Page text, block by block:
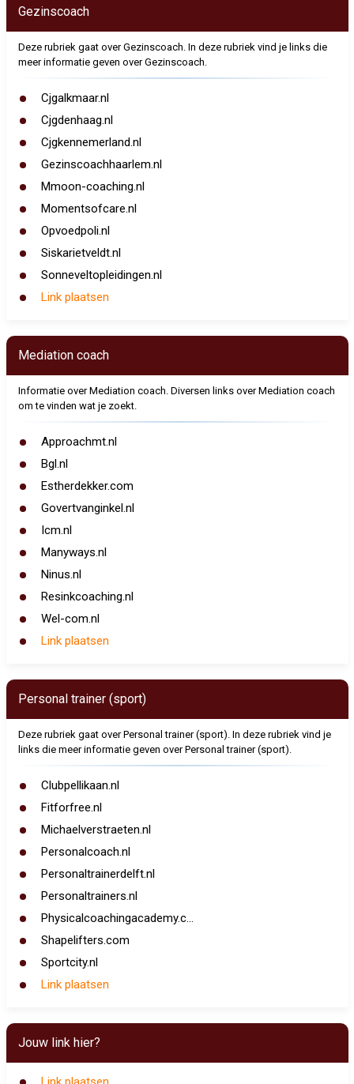
Gezinscoach
Deze rubriek gaat over Gezinscoach. In deze rubriek vind je links die
meer informatie geven over Gezinscoach.
Cjgalkmaar.nl
Cjgdenhaag.nl
Cjgkennemerland.nl
Gezinscoachhaarlem.nl
Mmoon-coaching.nl
Momentsofcare.nl
Opvoedpoli.nl
Siskarietveldt.nl
Sonneveltopleidingen.nl
Link plaatsen
Mediation coach
Informatie over Mediation coach. Diversen links over Mediation coach
om te vinden wat je zoekt.
Approachmt.nl
Bgl.nl
Estherdekker.com
Govertvanginkel.nl
Icm.nl
Manyways.nl
Ninus.nl
Resinkcoaching.nl
Wel-com.nl
Link plaatsen
Personal trainer (sport)
Deze rubriek gaat over Personal trainer (sport). In deze rubriek vind je
links die meer informatie geven over Personal trainer (sport).
Clubpellikaan.nl
Fitforfree.nl
Michaelverstraeten.nl
Personalcoach.nl
Personaltrainerdelft.nl
Personaltrainers.nl
Physicalcoachingacademy.c...
Shapelifters.com
Sportcity.nl
Link plaatsen
Jouw link hier?